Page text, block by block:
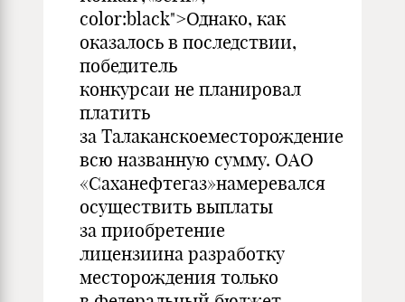
color:black">Однако, как
оказалось в последствии,
победитель
конкурсаи не планировал
платить
за Талаканскоеместорождение
всю названную сумму. ОАО
«Саханефтегаз»намеревался
осуществить выплаты
за приобретение
лицензиина разработку
месторождения только